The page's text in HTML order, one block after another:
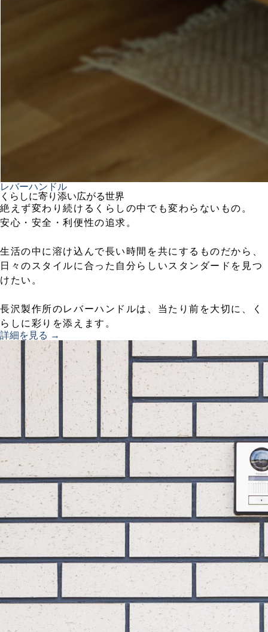
レバーハンドル
くらしに寄り添い広がる世界
絶えず変わり続けるくらしの中でも変わらないもの。
安心・安全・利便性の追求。
生活の中に溶け込んで長い時間を共にするものだから、
日々のスタイルに合った自分らしいスタンダードを見つ
けたい。
長沢製作所のレバーハンドルは、当たり前を大切に、く
らしに彩りを添えます。
詳細を見る →